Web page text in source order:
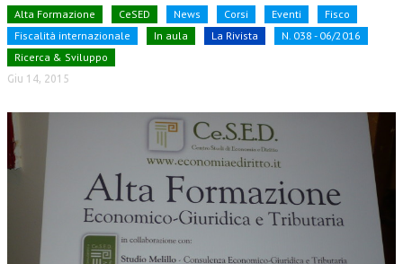
Alta Formazione CeSED News Corsi Eventi
Fisco
Fiscalità internazionale
In aula La Rivista
N. 038 - 06/2016
Ricerca & Sviluppo
Giu 14, 2015